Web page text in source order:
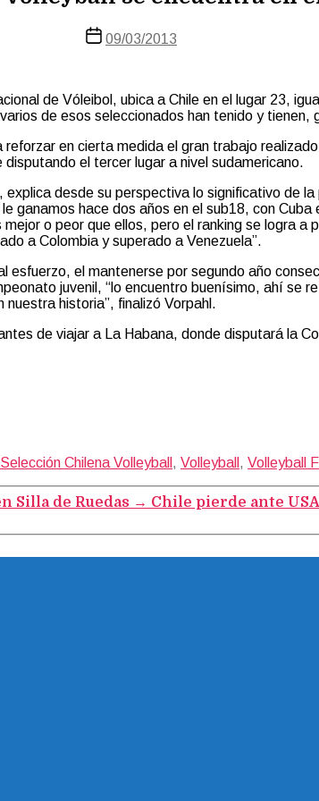
Fecha09/03/2013
de Vóleibol, ubica a Chile en el lugar 23,
de esos seleccionados han tenido y
en cierta medida el gran trabajo
el tercer lugar a nivel sudamericano.
desde su perspectiva lo significativo de
ganamos hace dos años en el sub18, con
o peor que ellos, pero el ranking se logra
a Colombia y superado a Venezuela”.
esfuerzo, el mantenerse por segundo año
juvenil, “lo encuentro buenísimo, ahí se
historia”, finalizó Vorpahl.
de viajar a La Habana, donde disputará la
Selección Chilena Volleyball , Volleyball , Volleyball
Silla de Ruedas → Chile pierde ante